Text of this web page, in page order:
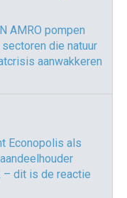
AMRO pompen
die natuur
aanwakkeren
Econopolis als
– dit is de reactie